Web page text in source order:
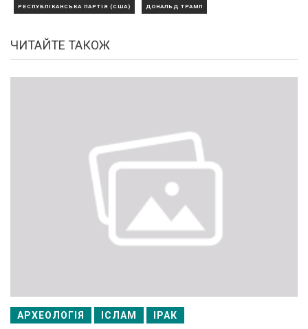
РЕСПУБЛІКАНСЬКА ПАРТІЯ (США) ДОНАЛЬД ТРАМП
ЧИТАЙТЕ ТАКОЖ
АРХЕОЛОГІЯ ІСЛАМ ІРАК